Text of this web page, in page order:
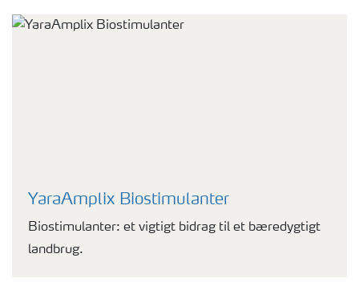
YaraAmplix Biostimulanter
Biostimulanter: et vigtigt bidrag til et bæredygtigt
landbrug.